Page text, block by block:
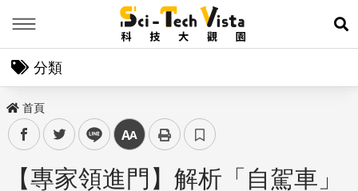
展
分類
首頁
facebooktwitter line 中
【專家領進門】解析「自駕車」